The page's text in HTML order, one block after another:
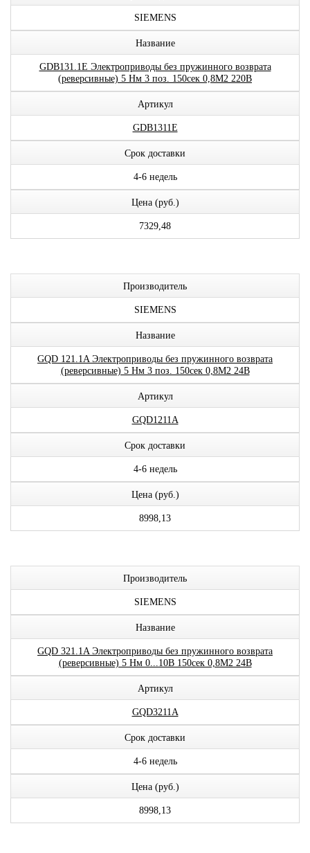
SIEMENS
Название
GDB131.1E Электроприводы без пружинного возврата
(реверсивные) 5 Нм 3 поз. 150сек 0,8М2 220В
Артикул
GDB1311E
Срок доставки
4-6 недель
Цена (руб.)
7329,48
Производитель
SIEMENS
Название
GQD 121.1A Электроприводы без пружинного возврата
(реверсивные) 5 Нм 3 поз. 150сек 0,8М2 24В
Артикул
GQD1211A
Срок доставки
4-6 недель
Цена (руб.)
8998,13
Производитель
SIEMENS
Название
GQD 321.1A Электроприводы без пружинного возврата
(реверсивные) 5 Нм 0...10В 150сек 0,8М2 24В
Артикул
GQD3211A
Срок доставки
4-6 недель
Цена (руб.)
8998,13